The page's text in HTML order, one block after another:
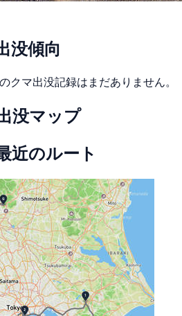
没傾向
クマ出没記録はまだありません。
没マップ
近のルート